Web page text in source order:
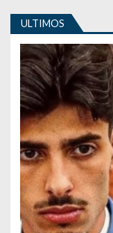
g
o
s
ULTIMOS